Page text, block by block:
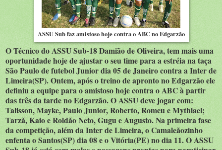
ASSU Sub faz amistoso hoje contra o ABC no Edgarzão
O Técnico do ASSU Sub-18 Damião de Oliveira, tem mais uma
oportunidade hoje de ajustar o seu time para a estréia na taça
São Paulo de futebol Junior dia 05 de Janeiro contra a Inter de
Limeira(SP). Ontem, após o treino de apronto no Edgarzão ele
definiu a equipe para o amistoso hoje contra o ABC à partir
das três da tarde no Edgarzão. O ASSU deve jogar com:
Talisson, Mayke, Paulo Junior, Roberto, Romeu e Mythiael;
Tarzã, Kaio e Roldão Neto, Gugu e Augusto. Na primeira fase
da competição, além da Inter de Limeira, o Camaleãozinho
enfenta o Santos(SP) dia 08 e o Vitória(PE) no dia 11. O ASSU